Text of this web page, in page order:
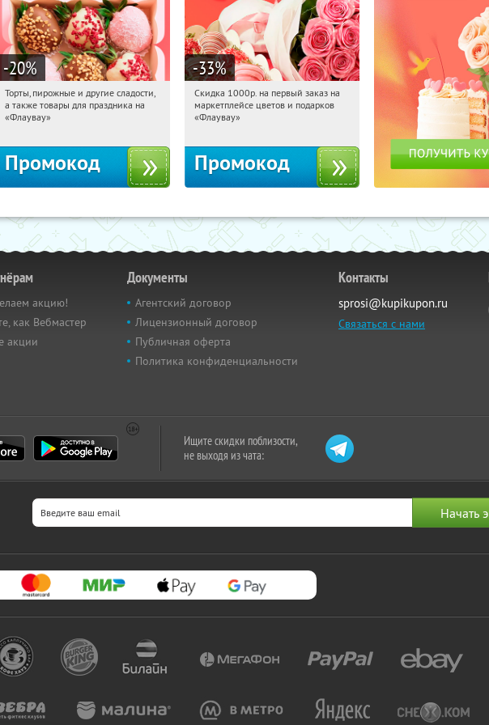
-20%
07:08:58 Получили:
Россия
Торты, пирожные и другие сладости,
а также товары для праздника на
«Флаувау»
Промокод
-33%
07:08:58 Получили:
Россия
Скидка 1000р. на первый заказ на
маркетплейсе цветов и подарков
«Флаувау»
Промокод
акцию!
как Вебмастер
акции
Документы
Агентский договор
Лицензионный договор
Публичная оферта
Политика конфиденциальности
Контакты
sprosi@kupikupon.ru
Связаться с нами
Ищите скидки поблизости,
не выходя из чата: